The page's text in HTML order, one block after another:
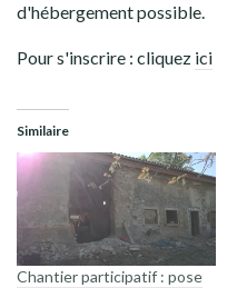
d'hébergement possible.
Pour s'inscrire : cliquez ici
Similaire
Chantier participatif : pose